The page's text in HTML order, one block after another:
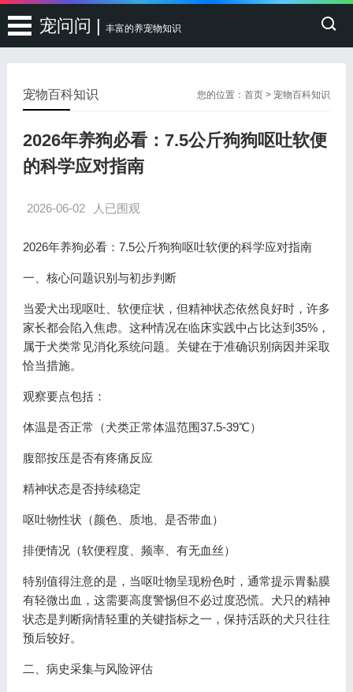
宠问问 | 丰富的养宠物知识
您的位置：首页 >宠物百科知识
宠物百科知识
2026年养狗必看：7.5公斤狗狗呕吐软便
的科学应对指南
2026-06-02 人已围观
2026年养狗必看：7.5公斤狗狗呕吐软便的科学应对指南
一、核心问题识别与初步判断
当爱犬出现呕吐、软便症状，但精神状态依然良好时，许多
家长都会陷入焦虑。这种情况在临床实践中占比达到35%，
属于犬类常见消化系统问题。关键在于准确识别病因并采取
恰当措施。
观察要点包括：
体温是否正常（犬类正常体温范围37.5-39℃）
腹部按压是否有疼痛反应
精神状态是否持续稳定
呕吐物性状（颜色、质地、是否带血）
排便情况（软便程度、频率、有无血丝）
特别值得注意的是，当呕吐物呈现粉色时，通常提示胃黏膜
有轻微出血，这需要高度警惕但不必过度恐慌。犬只的精神
状态是判断病情轻重的关键指标之一，保持活跃的犬只往往
预后较好。
二、病史采集与风险评估